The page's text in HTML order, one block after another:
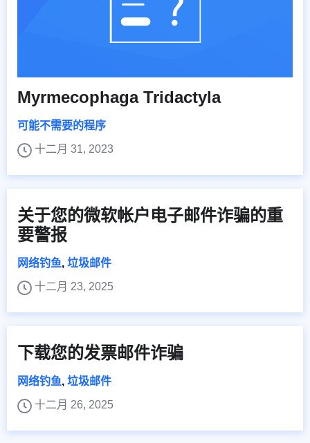
Myrmecophaga Tridactyla
可能不需要的程序
十二月 31, 2023
关于您的微软帐户电子邮件诈骗的重
要警报
网络钓鱼, 垃圾邮件
十二月 23, 2025
下载您的发票邮件诈骗
网络钓鱼, 垃圾邮件
十二月 26, 2025